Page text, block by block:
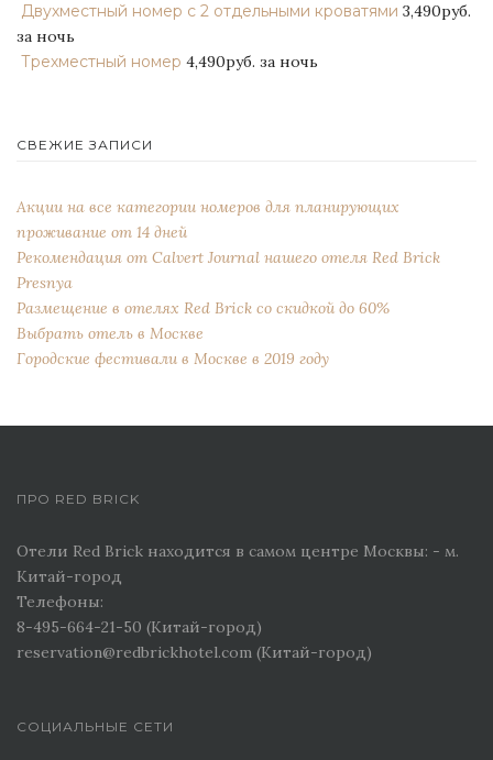
Двухместный номер с 2 отдельными кроватями 3,490руб.
за ночь
Трехместный номер 4,490руб. за ночь
СВЕЖИЕ ЗАПИСИ
Акции на все категории номеров для планирующих
проживание от 14 дней
Рекомендация от Сalvert Journal нашего отеля Red Brick
Presnya
Размещение в отелях Red Brick со скидкой до 60%
Выбрать отель в Москве
Городские фестивали в Москве в 2019 году
ПРО RED BRICK
Отели Red Brick находится в самом центре Москвы: - м.
Китай-город
Телефоны:
8-495-664-21-50 (Китай-город)
reservation@redbrickhotel.com (Китай-город)
СОЦИАЛЬНЫЕ СЕТИ